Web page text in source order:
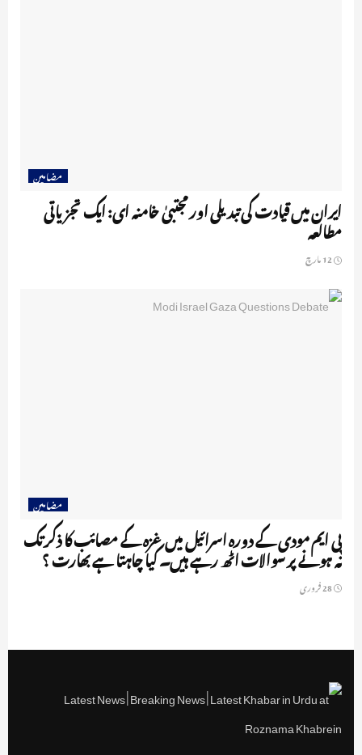
مضامین
ایران میں قیادت کی تبدیلی اور مجتبیٰ خامنہ ای: ایک تجزیاتی
مطالعہ
مضامین
پی ایم مودی کے دورہ اسرائیل میں غزہ کے مصائب کا ذکر تک
نہ ہونے پر سوالات اٹھ رہے ہیں۔ کیا چاہتا ہے بھارت ؟